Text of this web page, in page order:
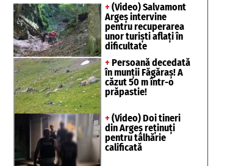
+ (Video) Salvamont
Argeș intervine
pentru recuperarea
unor turişti aflaţi în
dificultate
+ Persoană decedată
în munții Făgăraș! A
căzut 50 m într-o
prăpastie!
+ (Video) Doi tineri
din Argeș reținuți
pentru tâlhărie
calificată